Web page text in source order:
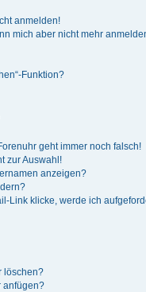
anmelden!
mich aber nicht mehr
Funktion?
geht immer noch falsch!
zur Auswahl!
anzeigen?
Link klicke, werde ich
löschen?
anfügen?